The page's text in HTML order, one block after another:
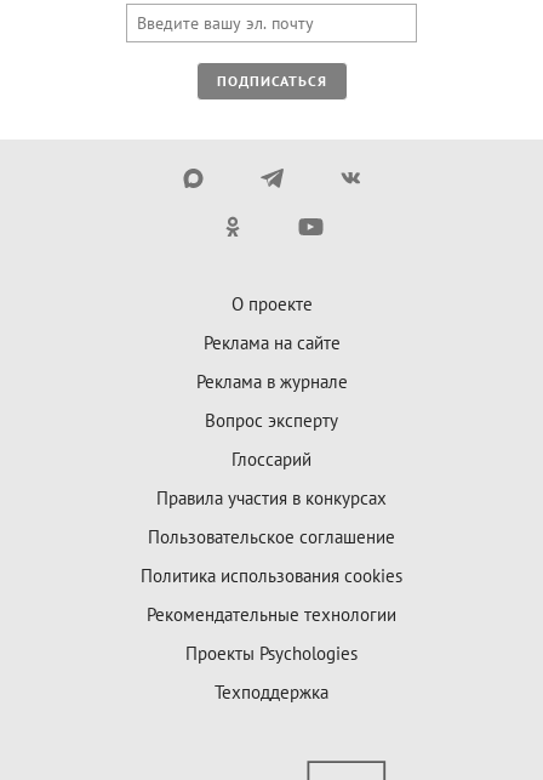
ПОДПИСАТЬСЯ
О проекте
Реклама на сайте
Реклама в журнале
Вопрос эксперту
Глоссарий
Правила участия в конкурсах
Пользовательское соглашение
Политика использования cookies
Рекомендательные технологии
Проекты Psychologies
Техподдержка